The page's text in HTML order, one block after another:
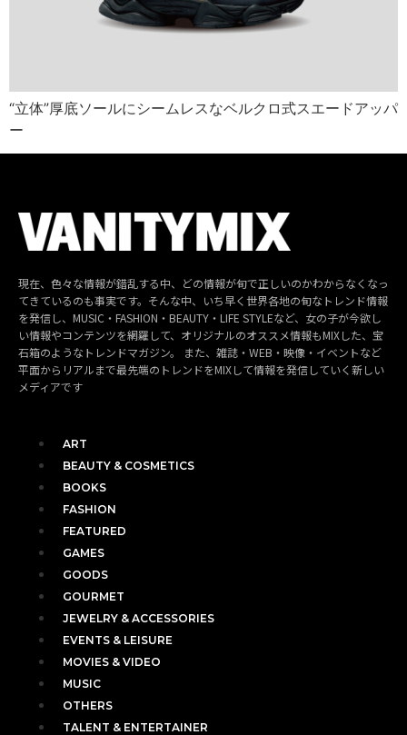
“立体”厚底ソールにシームレスなベルクロ式スエードアッパ
ー
現在、色々な情報が錯乱する中、どの情報が旬で正しいのかわからなくなっ
てきているのも事実です。そんな中、いち早く世界各地の旬なトレンド情報
を発信し、MUSIC・FASHION・BEAUTY・LIFE STYLEなど、女の子が今欲し
い情報やコンテンツを網羅して、オリジナルのオススメ情報もMIXした、宝
石箱のようなトレンドマガジン。 また、雑誌・WEB・映像・イベントなど
平面からリアルまで最先端のトレンドをMIXして情報を発信していく新しい
メディアです
ART
BEAUTY & COSMETICS
BOOKS
FASHION
FEATURED
GAMES
GOODS
GOURMET
JEWELRY & ACCESSORIES
EVENTS & LEISURE
MOVIES & VIDEO
MUSIC
OTHERS
TALENT & ENTERTAINER